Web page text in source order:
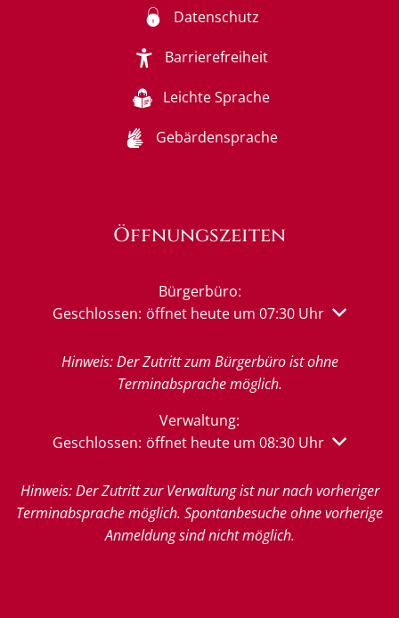
Datenschutz
Barrierefreiheit
Leichte Sprache
Gebärdensprache
Öffnungszeiten
Bürgerbüro:
Klicken, um weitere Öffnungs- oder Schließzeiten
Geschlossen: öffnet heute um 07:30 Uhr
Hinweis: Der Zutritt zum Bürgerbüro ist ohne
Terminabsprache möglich.
Verwaltung:
Klicken, um weitere Öffnungs- oder Schließzeiten
Geschlossen: öffnet heute um 08:30 Uhr
Hinweis: Der Zutritt zur Verwaltung ist nur nach vorheriger
Terminabsprache möglich. Spontanbesuche ohne vorherige
Anmeldung sind nicht möglich.